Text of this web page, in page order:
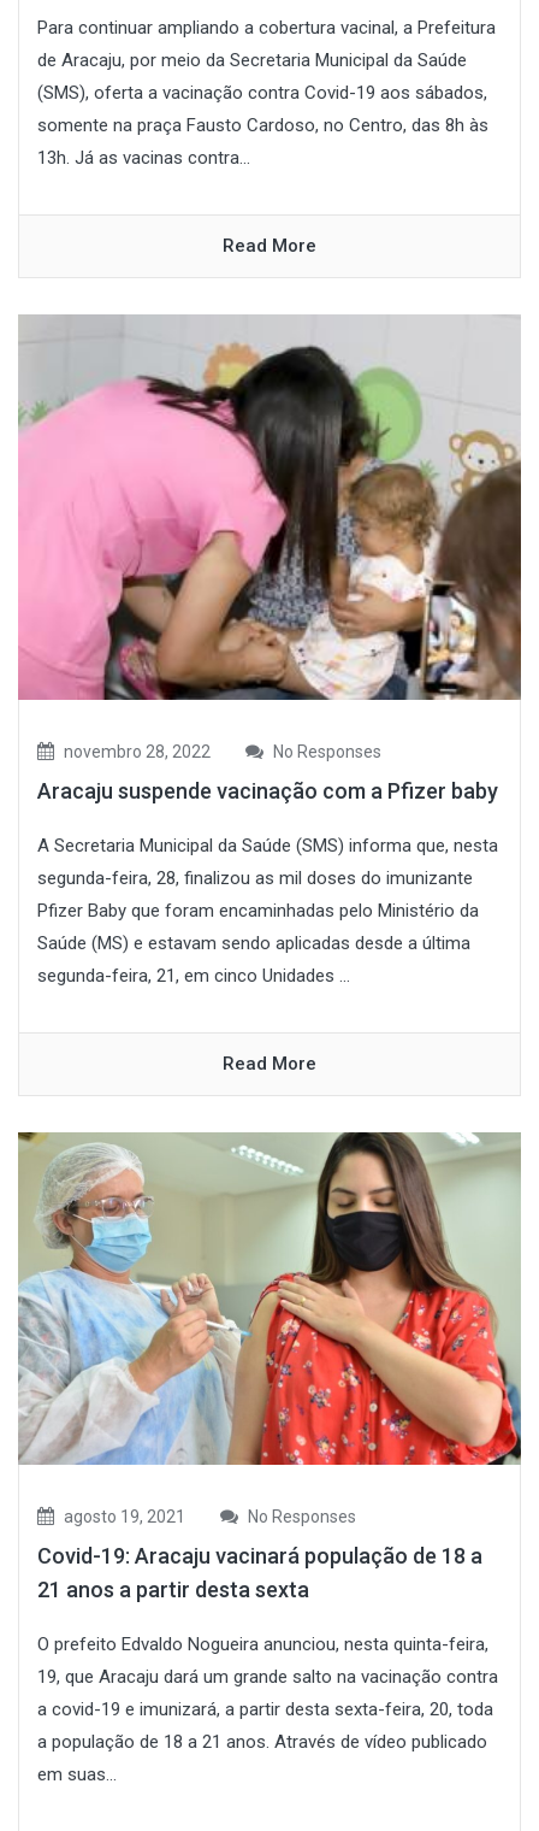
Para continuar ampliando a cobertura vacinal, a Prefeitura
de Aracaju, por meio da Secretaria Municipal da Saúde
(SMS), oferta a vacinação contra Covid-19 aos sábados,
somente na praça Fausto Cardoso, no Centro, das 8h às
13h. Já as vacinas contra...
Read More
novembro 28, 2022 No Responses
Aracaju suspende vacinação com a Pfizer baby
A Secretaria Municipal da Saúde (SMS) informa que, nesta
segunda-feira, 28, finalizou as mil doses do imunizante
Pfizer Baby que foram encaminhadas pelo Ministério da
Saúde (MS) e estavam sendo aplicadas desde a última
segunda-feira, 21, em cinco Unidades ...
Read More
agosto 19, 2021 No Responses
Covid-19: Aracaju vacinará população de 18 a
21 anos a partir desta sexta
O prefeito Edvaldo Nogueira anunciou, nesta quinta-feira,
19, que Aracaju dará um grande salto na vacinação contra
a covid-19 e imunizará, a partir desta sexta-feira, 20, toda
a população de 18 a 21 anos. Através de vídeo publicado
em suas...